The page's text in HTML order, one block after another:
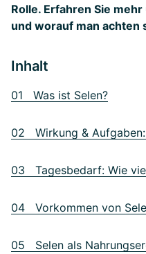
Rolle. Erfahren Sie
und worauf man achten
Inhalt
01 Was ist Selen?
02 Wirkung & Aufgaben:
04 Vorkommen von
05 Selen als